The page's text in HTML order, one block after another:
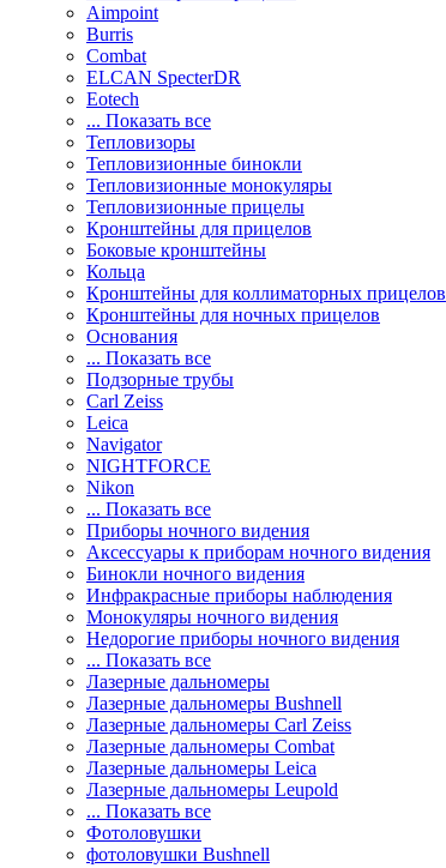
Aimpoint
Burris
Combat
ELCAN SpecterDR
Eotech
... Показать все
Тепловизоры
Тепловизионные бинокли
Тепловизионные монокуляры
Тепловизионные прицелы
Кронштейны для прицелов
Боковые кронштейны
Кольца
Кронштейны для коллиматорных прицелов
Кронштейны для ночных прицелов
Основания
... Показать все
Подзорные трубы
Carl Zeiss
Leica
Navigator
NIGHTFORCE
Nikon
... Показать все
Приборы ночного видения
Аксессуары к приборам ночного видения
Бинокли ночного видения
Инфракрасные приборы наблюдения
Монокуляры ночного видения
Недорогие приборы ночного видения
... Показать все
Лазерные дальномеры
Лазерные дальномеры Bushnell
Лазерные дальномеры Carl Zeiss
Лазерные дальномеры Combat
Лазерные дальномеры Leica
Лазерные дальномеры Leupold
... Показать все
Фотоловушки
фотоловушки Bushnell